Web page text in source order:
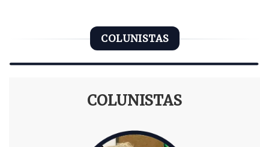
COLUNISTAS
COLUNISTAS